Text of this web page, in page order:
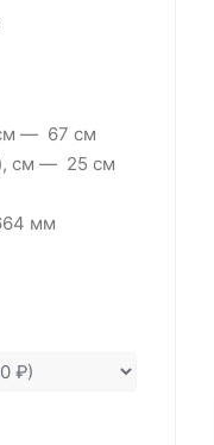
67 см
см
25 см
мм